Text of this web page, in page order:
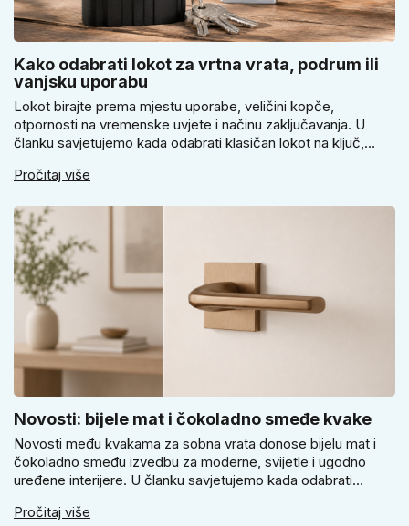
Kako odabrati lokot za vrtna vrata, podrum ili
vanjsku uporabu
Lokot birajte prema mjestu uporabe, veličini kopče,
otpornosti na vremenske uvjete i načinu zaključavanja. U
članku savjetujemo kada odabrati klasičan lokot na ključ,
vrtnih vrata, podruma ili vrtne kućice ne isplati voditi samo
Pročitaj više
Novosti: bijele mat i čokoladno smeđe kvake
Novosti među kvakama za sobna vrata donose bijelu mat i
čokoladno smeđu izvedbu za moderne, svijetle i ugodno
uređene interijere. U članku savjetujemo kada odabrati
i kako birati između okrugle i kvadratne rozete prema stilu
Pročitaj više